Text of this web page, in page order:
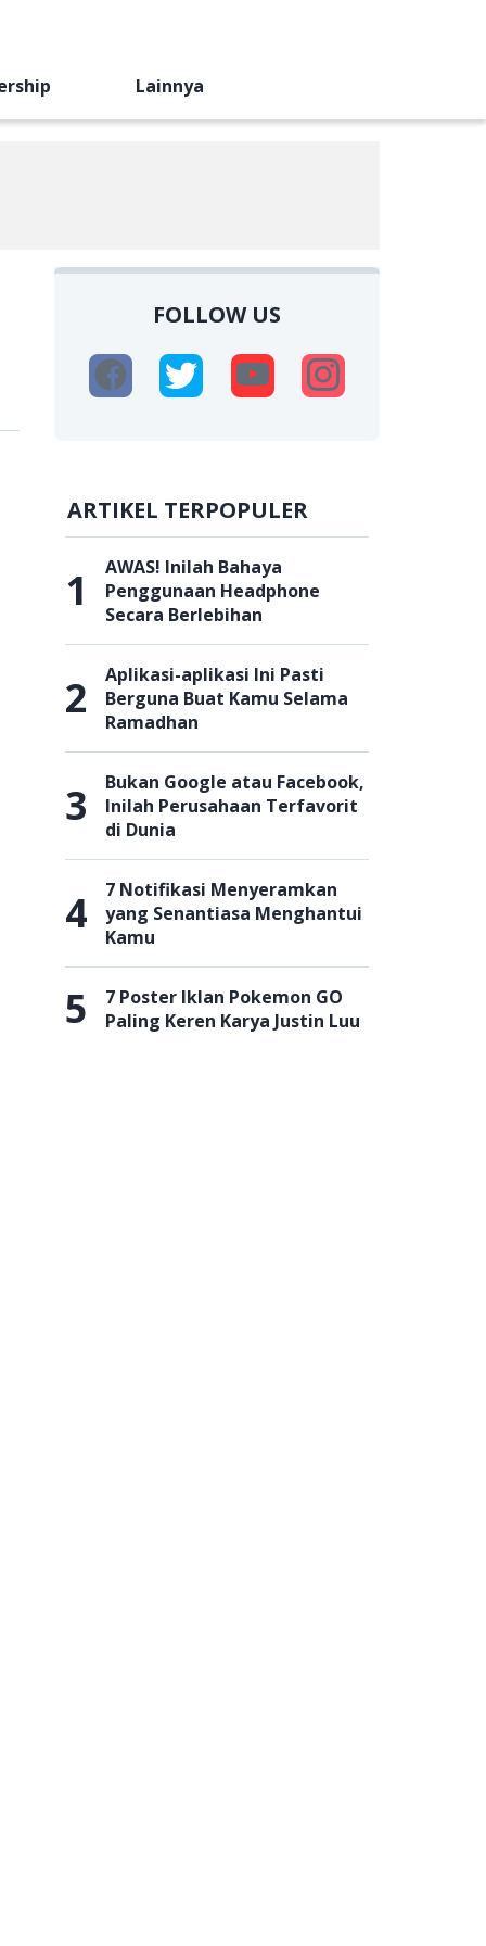
Lainnya
FOLLOW US
ARTIKEL TERPOPULER
1
AWAS! Inilah Bahaya
Penggunaan Headphone
Secara Berlebihan
2
Aplikasi-aplikasi Ini Pasti
Berguna Buat Kamu Selama
Ramadhan
3
Bukan Google atau Facebook,
Inilah Perusahaan Terfavorit
di Dunia
4
7 Notifikasi Menyeramkan
yang Senantiasa Menghantui
Kamu
5
7 Poster Iklan Pokemon GO
Paling Keren Karya Justin Luu